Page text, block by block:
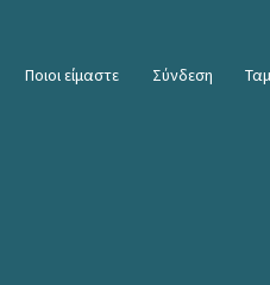
Ποιοι είμαστε Σύνδεση